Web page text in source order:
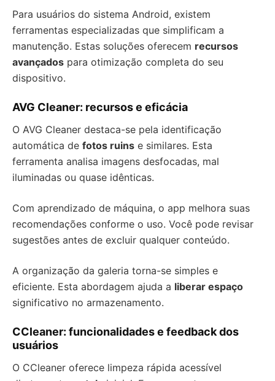
Para usuários do sistema Android, existem
ferramentas especializadas que simplificam a
manutenção. Estas soluções oferecem recursos
avançados para otimização completa do seu
dispositivo.
AVG Cleaner: recursos e eficácia
O AVG Cleaner destaca-se pela identificação
automática de fotos ruins e similares. Esta
ferramenta analisa imagens desfocadas, mal
iluminadas ou quase idênticas.
Com aprendizado de máquina, o app melhora suas
recomendações conforme o uso. Você pode revisar
sugestões antes de excluir qualquer conteúdo.
A organização da galeria torna-se simples e
eficiente. Esta abordagem ajuda a liberar espaço
significativo no armazenamento.
CCleaner: funcionalidades e feedback dos
usuários
O CCleaner oferece limpeza rápida acessível